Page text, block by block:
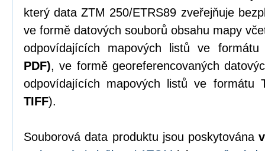
který data ZTM 250/ETRS89 zveřejňuje
ve formě datových souborů obsahu mapy
odpovídajících mapových listů ve
PDF), ve formě georeferencovaných
odpovídajících mapových listů ve formátu
TIFF).
Souborová data produktu jsou poskytována